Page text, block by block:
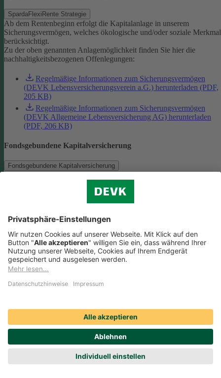
SpardaFlexiRente Strategie
Ab dem Rentenbeginn erfolgt die Kapitalanlage in unserem
Sicherungsvermögen, welches ökologische und/oder soziale
berücksichtigt.
Zu der oben genannten Anlagemöglichkeit finden Sie hier die
nachhaltigkeitsbezogenen Offenlegungen:
Regelmäßige Informationen zum Sicherungsvermögen
(DEVK Lebensversicherungsverein a.G.) herunterladen (PDF,
205 KB)
Regelmäßige Informationen zum Sicherungsvermögen
(DEVK Allgemeine Lebensversicherung AG) herunterladen
(PDF, 206 KB)
Fondsgebundene Kapitalversicherung
Fondsgebundene Kapitalversicherung
Als Anlagemöglichkeit mit ökologischen und/oder sozialen
Zu der oben genannten Anlagemöglichkeit finden Sie hier die
nachhaltigkeitsbezogenen Offenlegungen:
Regelmäßige Informationen zum Monega FairInvest Aktien
R aufrufen
Weitere Rentenversicherungen (nicht fondsgebunden)
ökologische und/oder soziale Merkmale berücksichtigt.Zu der oben
genannten Anlagemöglichkeit finden Sie hier die
nachhaltigkeitsbezogenen Offenlegungen:
Regelmäßige Informationen zum Sicherungsvermögen
(DEVK Lebensversicherungsverein a.G.) herunterladen (PDF,
205 KB)